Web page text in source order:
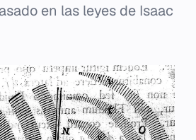
en las leyes de Isaac